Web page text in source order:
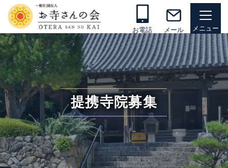
お電話 メール
提携寺院募集